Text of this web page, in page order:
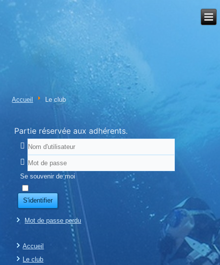
Accueil Le club
Partie réservée aux adhérents.
Se souvenir de moi
S'identifier
Mot de passe perdu
Accueil
Le club